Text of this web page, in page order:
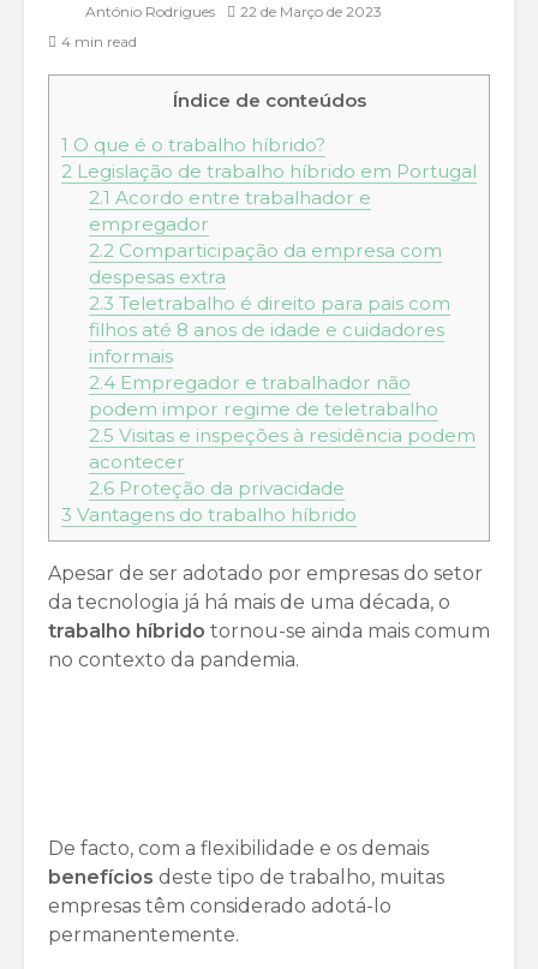
António Rodrigues
22 de Março de 2023
4 min read
Índice de conteúdos
1 O que é o trabalho híbrido?
2 Legislação de trabalho híbrido em Portugal
2.1 Acordo entre trabalhador e
empregador
2.2Comparticipação da empresa com
despesas extra
2.3 Teletrabalho é direito para pais com
filhos até 8 anos de idade e cuidadores
informais
2.4Empregador e trabalhador não
podem impor regime de teletrabalho
2.5 Visitas e inspeções à residência podem
acontecer
2.6Proteção da privacidade
3 Vantagens do trabalho híbrido
Apesar de ser adotado por empresas do setor
da tecnologia já há mais de uma década, o
trabalho híbrido tornou-se ainda mais comum
no contexto da pandemia.
De facto, com a flexibilidade e os demais
benefícios deste tipo de trabalho, muitas
empresas têm considerado adotá-lo
permanentemente.